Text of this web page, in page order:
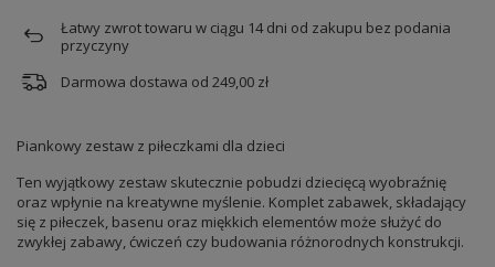
Łatwy zwrot towaru w ciągu 14dni od zakupu bez podania
przyczyny
Darmowa dostawa od 249,00 zł
Piankowy zestaw z piłeczkami dla dzieci
Ten wyjątkowy zestaw skutecznie pobudzi dziecięcą wyobraźnię
oraz wpłynie na kreatywne myślenie. Komplet zabawek, składający
się z piłeczek, basenu oraz miękkich elementów może służyć do
zwykłej zabawy, ćwiczeń czy budowania różnorodnych konstrukcji.